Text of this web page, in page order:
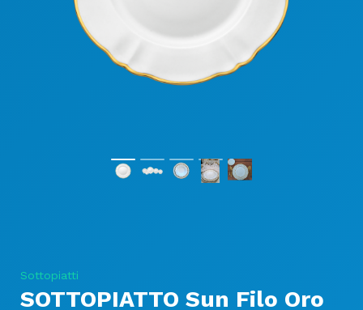
Sottopiatti
SOTTOPIATTO Sun Filo Oro